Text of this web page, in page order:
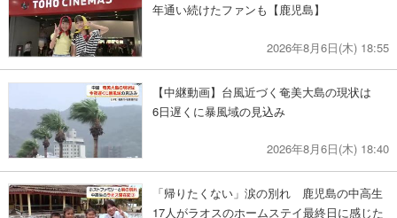
年通い続けたファンも【鹿児島】
2026年8月6日(木) 18:55
【中継動画】台風近づく奄美大島の現状は
6日遅くに暴風域の見込み
2026年8月6日(木) 18:40
「帰りたくない」涙の別れ 鹿児島の中高生
17人がラオスのホームステイ最終日に感じた